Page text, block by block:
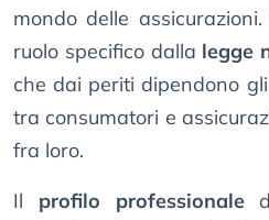
mondo delle
ruolo specifico dalla legge
che dai periti dipendono
tra consumatori e
fra loro.
Il profilo professionale